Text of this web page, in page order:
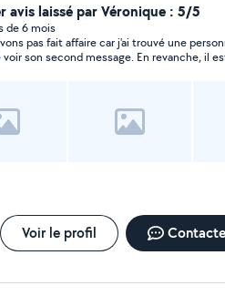
avis laissé par Véronique : 5/5
de 6 mois
pas fait affaire car j'ai trouvé une
voir son second message. En revanche, il
Voir le profil